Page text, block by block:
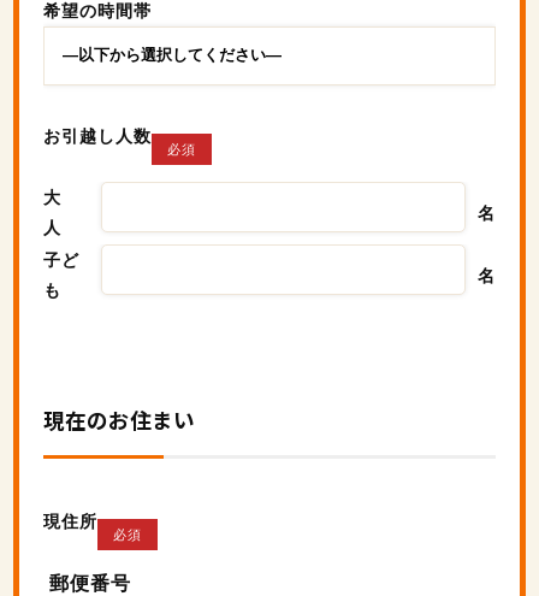
095-839-1983
Webから簡単お見積り！
【無料】お見積り依頼フォーム
希望の時間帯
お引越し人数
必須
大
人
名
子ど
も
名
現在のお住まい
現住所
必須
郵便番号